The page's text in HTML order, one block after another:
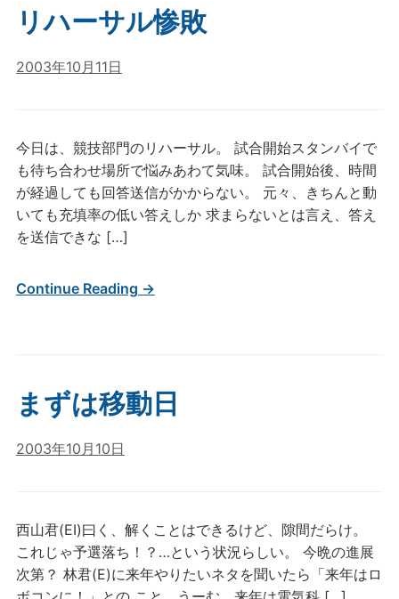
リハーサル惨敗
2003年10月11日
今日は、競技部門のリハーサル。 試合開始スタンバイで
も待ち合わせ場所で悩みあわて気味。 試合開始後、時間
が経過しても回答送信がかからない。 元々、きちんと動
いても充填率の低い答えしか 求まらないとは言え、答え
を送信できな […]
Continue Reading →
まずは移動日
2003年10月10日
西山君(EI)曰く、解くことはできるけど、隙間だらけ。
これじゃ予選落ち！？…という状況らしい。 今晩の進展
次第？ 林君(E)に来年やりたいネタを聞いたら「来年はロ